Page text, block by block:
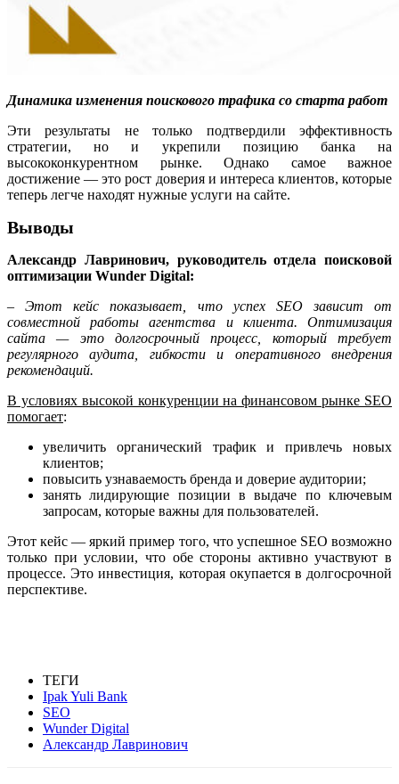
Динамика изменения поискового трафика со старта работ
Эти результаты не только подтвердили эффективность
стратегии, но и укрепили позицию банка на
высококонкурентном рынке. Однако самое важное
достижение — это рост доверия и интереса клиентов, которые
теперь легче находят нужные услуги на сайте.
Выводы
Александр Лавринович, руководитель отдела поисковой
оптимизации Wunder Digital:
– Этот кейс показывает, что успех SEO зависит от
совместной работы агентства и клиента. Оптимизация
сайта — это долгосрочный процесс, который требует
регулярного аудита, гибкости и оперативного внедрения
рекомендаций.
В условиях высокой конкуренции на финансовом рынке SEO
помогает:
увеличить органический трафик и привлечь новых
клиентов;
повысить узнаваемость бренда и доверие аудитории;
занять лидирующие позиции в выдаче по ключевым
запросам, которые важны для пользователей.
Этот кейс — яркий пример того, что успешное SEO возможно
только при условии, что обе стороны активно участвуют в
процессе. Это инвестиция, которая окупается в долгосрочной
перспективе.
ТЕГИ
Ipak Yuli Bank
SEO
Wunder Digital
Александр Лавринович